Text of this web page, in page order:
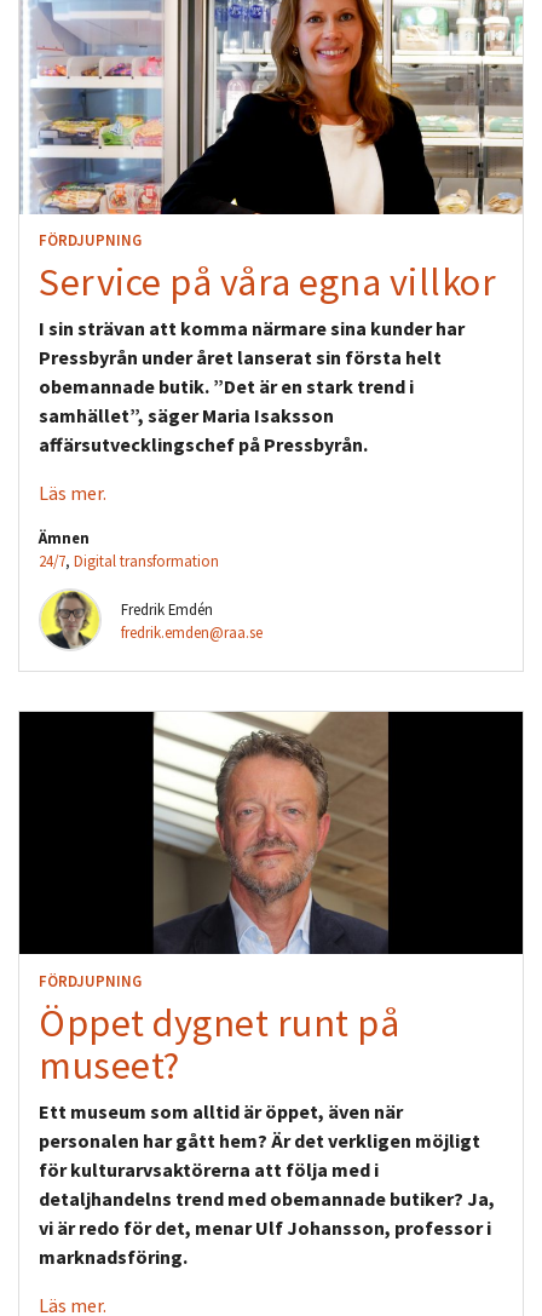
FÖRDJUPNING
Service på våra egna villkor
I sin strävan att komma närmare sina kunder har
Pressbyrån under året lanserat sin första helt
obemannade butik. ”Det är en stark trend i
samhället”, säger Maria Isaksson
affärsutvecklingschef på Pressbyrån.
Läs mer.
Ämnen
24/7, Digital transformation
Fredrik Emdén
fredrik.emden@raa.se
FÖRDJUPNING
Öppet dygnet runt på
museet?
Ett museum som alltid är öppet, även när
personalen har gått hem? Är det verkligen möjligt
för kulturarvsaktörerna att följa med i
detaljhandelns trend med obemannade butiker? Ja,
vi är redo för det, menar Ulf Johansson, professor i
marknadsföring.
Läs mer.